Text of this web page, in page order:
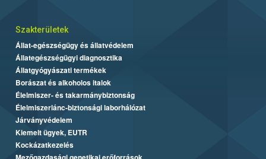
Szakterületek
Állat-egészségügy és állatvédelem
Állategészségügyi diagnosztika
Állatgyógyászati termékek
Borászat és alkoholos italok
Élelmiszer- és takarmánybiztonság
Élelmiszerlánc-biztonsági laborhálózat
Járványvédelem
Kiemelt ügyek, EUTR
Kockázatkezelés